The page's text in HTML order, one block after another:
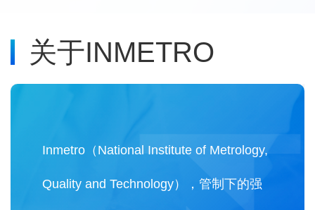
关于INMETRO
Inmetro（National Institute of Metrology,
Quality and Technology），管制下的强